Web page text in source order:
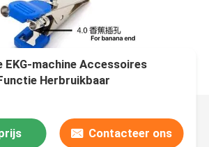
EKG-machine Accessoires
Herbruikbaar
Contacteer ons